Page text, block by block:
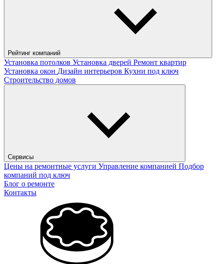
Рейтинг компаний
Установка потолков Установка дверей Ремонт квартир
Установка окон Дизайн интерьеров Кухни под ключ
Строительство домов
Сервисы
Цены на ремонтные услуги Управление компанией Подбор
компаний под ключ
Блог о ремонте
Контакты